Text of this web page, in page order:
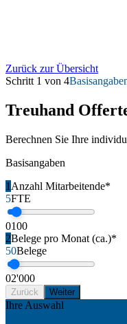
Zurück zur Übersicht
Schritt 1 von 4
Treuhand
Berechnen Sie Ihre
Basisangaben
1 Anzahl Mitarbeitende*
5FTE
0100
2Belege pro Monat (ca.)*
50Belege
02'000
Zurück Weiter
Ihre Auswahl